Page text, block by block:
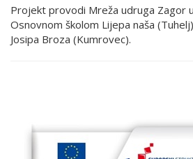
Projekt provodi Mreža udruga Zagor
Osnovnom školom Lijepa naša
Josipa Broza (Kumrovec).